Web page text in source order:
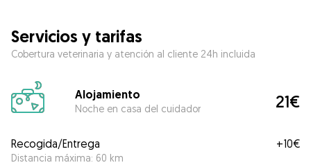
Servicios y tarifas
Cobertura veterinaria y atención al cliente 24h incluida
Alojamiento
Noche en casa del cuidador 21€
Recogida/Entrega
Distancia máxima: 60 km
+10€